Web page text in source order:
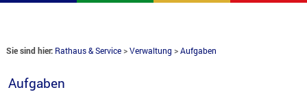
Sie sind hier: Rathaus & Service>Verwaltung >Aufgaben
Aufgaben